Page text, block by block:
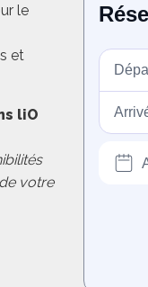
le
et
liO
votre